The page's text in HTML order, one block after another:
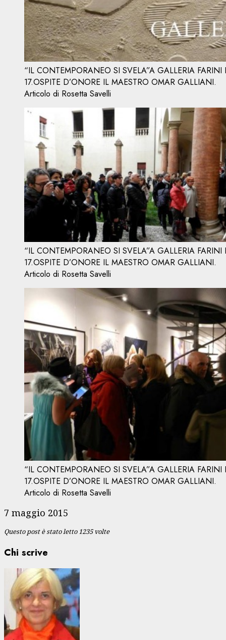
“IL CONTEMPORANEO SI SVELA”A GALLERIA
17.OSPITE D’ONORE IL MAESTRO OMAR GALLIANI.
Articolo di Rosetta Savelli
“IL CONTEMPORANEO SI SVELA”A GALLERIA
17.OSPITE D’ONORE IL MAESTRO OMAR GALLIANI.
Articolo di Rosetta Savelli
“IL CONTEMPORANEO SI SVELA”A GALLERIA
17.OSPITE D’ONORE IL MAESTRO OMAR GALLIANI.
Articolo di Rosetta Savelli
7 maggio 2015
Questo post è stato letto 1235 volte
Chi scrive